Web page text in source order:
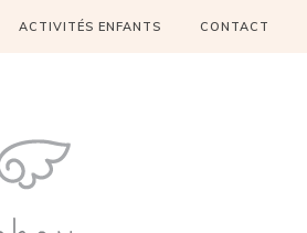
ACTIVITÉS ENFANTS CONTACT